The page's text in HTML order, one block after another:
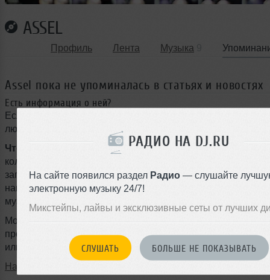
РАДИО НА DJ.RU
На сайте появился раздел Радио — слушайте
электронную музыку 24/7!
Микстейпы, лайвы и эксклюзивные сеты от лучших
СЛУШАТЬ БОЛЬШЕ НЕ ПОКАЗЫВАТЬ
ASSEL
Профиль Лента Музыка
Assel пока не упоминалась в статьях и новостях
Есть информация о ней?
Если у вас есть информация или инфоповод о Assel,
любой текст для новости в свободной форме через наш
Что может быть интересно: громкие выступления,
коллаборации, туры, фестивали, подписание контрактов
запуск собственного лейбла, ремиксы, радиошоу, мастер-
награды, смена стиля или любые другие события из мира
музыки.
Можно писать на любом языке, даже с ошибками — наш
профессионально оформит материал и опубликует
или на следующий день.
Написать в @DjruBot